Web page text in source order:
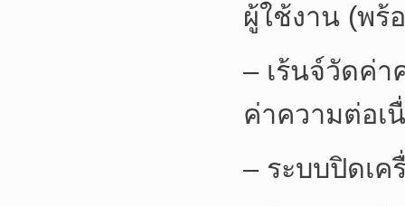
ผู้ใช้งาน (พร้
– เร้นจ์วัดค่
ค่าความต่อเ
– ระบบปิดเค